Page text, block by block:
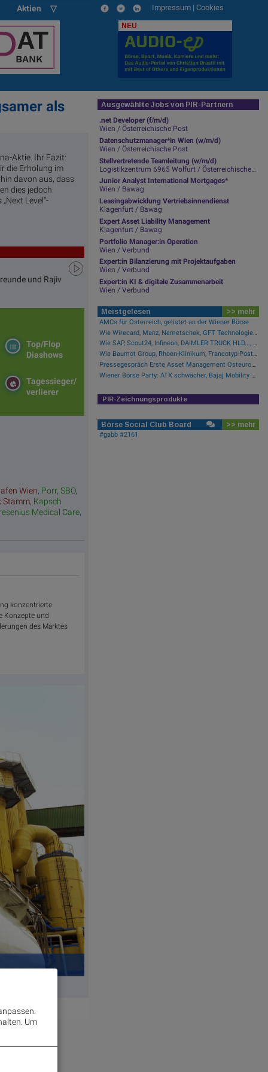
Aktien ▽ Impressum | Cookies
NEU
als
Aktie. Ihr Fazit:
die Erholung im
davon aus, dass
dies jedoch
Level“-
und Rajiv
Top/Flop
Diashows
Tagessieger/
verlierer
Wien, Porr,SBO,
Stamm, Kapsch
Medical Care,
konzentrierte
Konzepte und
des Marktes
Ausgewählte Jobs von PIR-Partnern
.net Developer (f/m/d)
Wien / Österreichische Post
Datenschutzmanager*in Wien (w/m/d)
Wien / Österreichische Post
Stellvertretende Teamleitung (w/m/d)
Logistikzentrum 6965 Wolfurt / Österreichische Post
Junior Analyst International Mortgages*
Wien / Bawag
Leasingabwicklung Vertriebsinnendienst
Klagenfurt / Bawag
Expert Asset Liability Management
Klagenfurt / Bawag
Portfolio Manager:in Operation
Wien / Verbund
Expert:in Bilanzierung mit Projektaufgaben
Wien / Verbund
Expert:in KI & digitale Zusammenarbeit
Wien / Verbund
Meistgelesen >> mehr
AMCs für Österreich, gelistet an der Wiener Börse
Wie Wirecard, Manz, Nemetschek, GFT Technologies, SAP und Rocket Internet für Gesprächsstoff sorgten
Wie SAP, Scout24, Infineon, DAIMLER TRUCK HLD..., Zalando und Allianz für Gesprächsstoff im DAX sorgten
Wie Baumot Group, Rhoen-Klinikum, Francotyp-Postalia, Tele Columbus, European Lithium und Lanxess für Gesprächsstoff sorgten
Pressegespräch Erste Asset Management Osteuropa Aktien
Wiener Börse Party: ATX schwächer, Bajaj Mobility mit 40 Prozent Wochenplus und vielleicht Momentum aus Indien (Podcast)
PIR-Zeichnungsprodukte
Börse Social Club Board >> mehr
#gabb #2161
Um